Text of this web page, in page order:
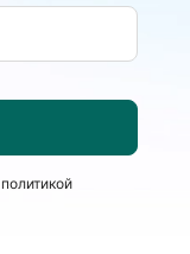
политикой